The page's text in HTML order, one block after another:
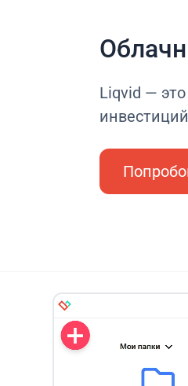
Liqvid —